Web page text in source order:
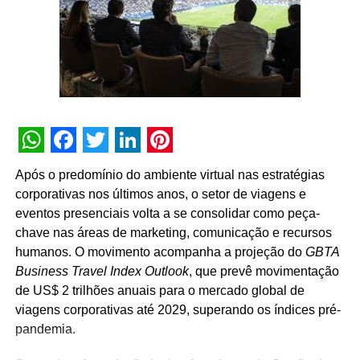
desenvolvimento do mercado passa, necessariamente,
pela valorização das pessoas que fazem os eventos
acontecerem”, afirma Paulo Ventura, presidente da
UBRAFE.
A iniciativa estabelece uma agenda permanente de
educativas, o compartilhamento de metodologias de
para os pavilhões e a atuação conjunta junto a órgãos
públicos e autoridades reguladoras.
Para Guto Guedes, presidente da ABRACE, “a assinatura
deste acordo representa um avanço importante para as
empresas de cenografia e montagem de estandes e,
principalmente, para os profissionais que atuam na
montagem e na desmontagem dos eventos. Acreditamos
que o fortalecimento do setor passa pela valorização das
WhatsApp
Facebook
Twitter
LinkedIn
Pinterest
Após o predomínio do ambiente virtual nas estratégias
corporativas nos últimos anos, o setor de viagens e
eventos presenciais volta a se consolidar como peça-
chave nas áreas de marketing, comunicação e recursos
humanos. O movimento acompanha a projeção do GBTA
Business Travel Index Outlook, que prevê movimentação
de US$ 2 trilhões anuais para o mercado global de
viagens corporativas até 2029, superando os índices pré-
pandemia.